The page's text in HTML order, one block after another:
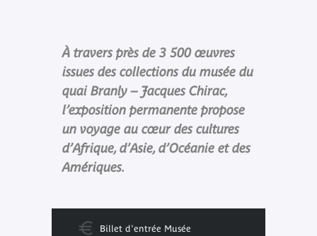
À travers près de 3 500 œuvres
issues des collections du musée du
quai Branly – Jacques Chirac,
l’exposition permanente propose
un voyage au cœur des cultures
d’Afrique, d’Asie, d’Océanie et des
Amériques.
Billet d'entrée Musée